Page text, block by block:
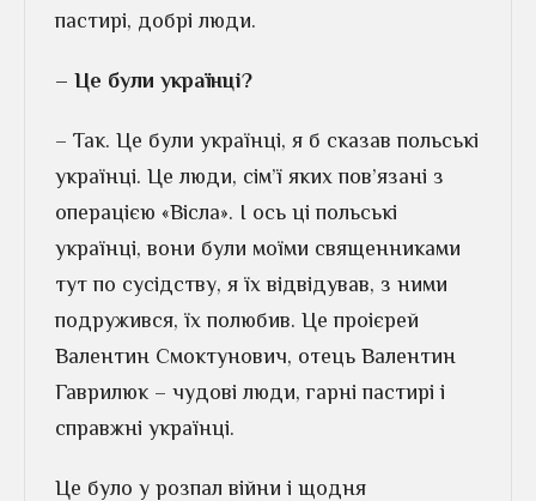
пастирі, добрі люди.
– Це були українці?
– Так. Це були українці, я б сказав польські
українці. Це люди, сім’ї яких пов’язані з
операцією «Вісла». І ось ці польські
українці, вони були моїми священниками
тут по сусідству, я їх відвідував, з ними
подружився, їх полюбив. Це проієрей
Валентин Смоктунович, отець Валентин
Гаврилюк – чудові люди, гарні пастирі і
справжні українці.
Це було у розпал війни і щодня